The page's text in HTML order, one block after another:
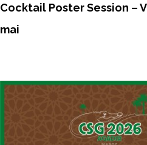
Cocktail Poster Session –
mai